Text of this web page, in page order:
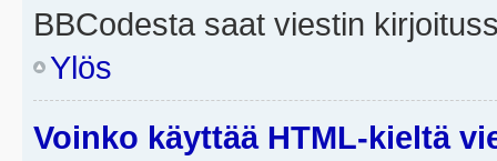
BBCodesta saat viestin
Ylös
Voinko käyttää HTML-kieltä